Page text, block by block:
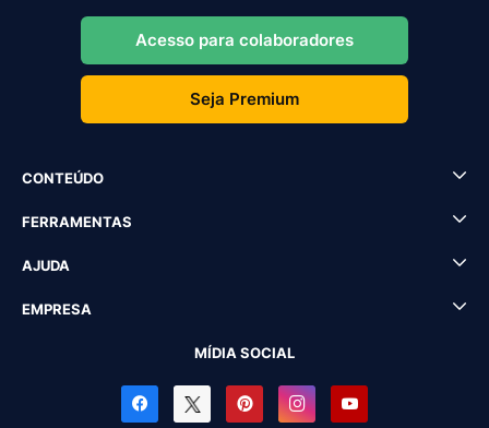
Acesso para colaboradores
Seja Premium
CONTEÚDO
FERRAMENTAS
AJUDA
EMPRESA
MÍDIA SOCIAL